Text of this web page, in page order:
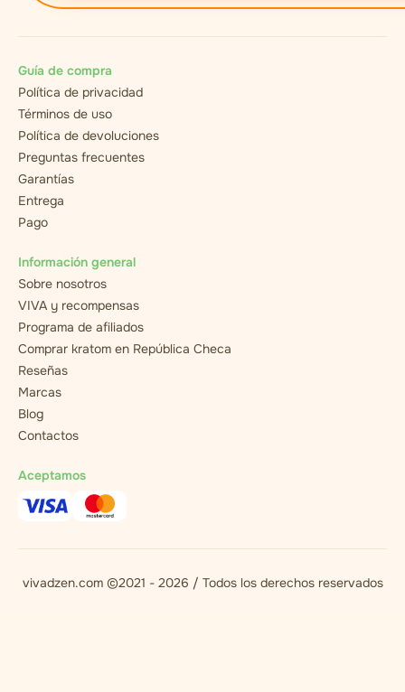
Guía de compra
Política de privacidad
Términos de uso
Política de devoluciones
Preguntas frecuentes
Garantías
Entrega
Pago
Información general
Sobre nosotros
VIVA y recompensas
Programa de afiliados
Comprar kratom en República Checa
Reseñas
Marcas
Blog
Contactos
Aceptamos
vivadzen.com ©2021 - 2026 / Todos los derechos reservados